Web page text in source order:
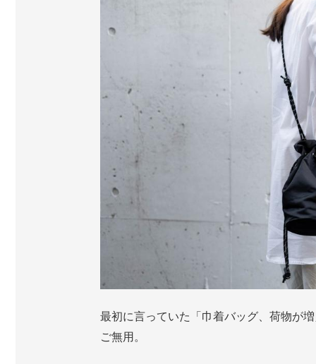
最初に言っていた「巾着バッグ、荷物が
ご無用。